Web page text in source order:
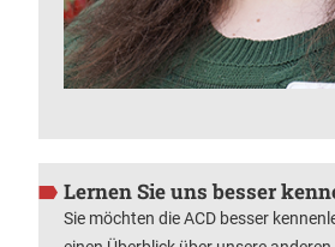
Lernen Sie uns besser
Sie möchten die ACD besser